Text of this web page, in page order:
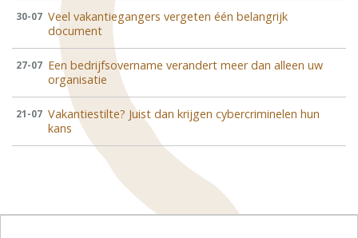
30-07 Veel vakantiegangers vergeten één belangrijk
document
27-07 Een bedrijfsovername verandert meer dan alleen uw
organisatie
21-07 Vakantiestilte? Juist dan krijgen cybercriminelen hun
kans